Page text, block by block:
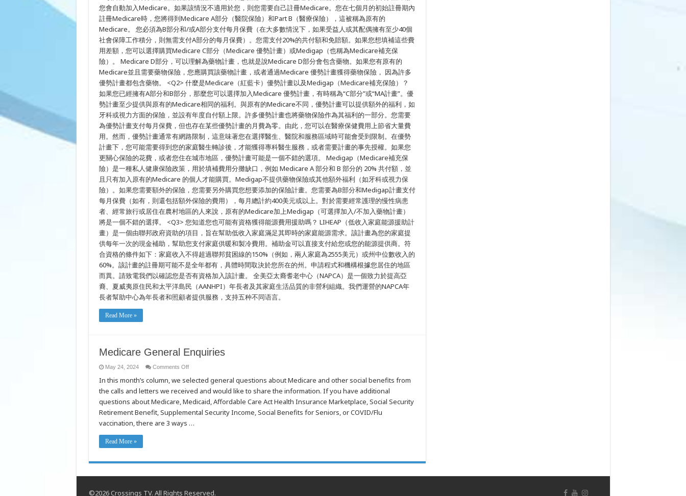
您會自動加入Medicare。如果該情況不適用於您，則您需要自己註冊Medicare。您在七個月的初始註冊期內
註冊Medicare時，您將得到Medicare A部分（醫院保險）和Part B（醫療保險），這被稱為原有的
Medicare。 您必須為B部分和/或A部分支付每月保費（在大多數情況下，如果受益人或其配偶擁有至少40個
社會保障工作積分，則無需支付A部分的每月保費）。您需支付20%的共付額和免賠額。如果您想填補這些費
用差額，您可以選擇購買Medicare C部分（Medicare 優勢計畫）或Medigap（也稱為Medicare補充保
險）。 Medicare D部分，可以理解為藥物計畫，也就是說Medicare D部分會包含藥物。如果您有原有的
Medicare並且需要藥物保險，您應購買該藥物計畫，或者通過Medicare 優勢計畫獲得藥物保險， 因為許多
優勢計畫都包含藥物。 <Q2> 什麼是Medicare（紅藍卡）優勢計畫以及Medigap（Medicare補充保險）？
如果您已經擁有A部分和B部分，那麼您可以選擇加入Medicare 優勢計畫，有時稱為“C部分”或“MA計畫”。優
勢計畫至少提供與原有的Medicare相同的福利。與原有的Medicare不同，優勢計畫可以提供額外的福利，如
牙科或視力方面的保險，並設有年度自付額上限。許多優勢計畫也將藥物保險作為其福利的一部分。您需要
為優勢計畫支付每月保費，但也存在某些優勢計畫的月費為零。由此，您可以在醫療保健費用上節省大量費
用。然而，優勢計畫通常有網路限制，這意味著您在選擇醫生、醫院和服務區域時可能會受到限制。在優勢
計畫下，您可能需要得到您的家庭醫生轉診後，才能獲得專科醫生服務，或者需要計畫的事先授權。如果您
更關心保險的花費，或者您住在城市地區，優勢計畫可能是一個不錯的選項。 Medigap（Medicare補充保
險）是一種私人健康保險政策，用於填補費用分攤缺口，例如 Medicare A 部分和 B 部分的 20% 共付額，並
且只有加入原有的Medicare 的個人才能購買。Medigap不提供藥物保險或其他額外福利（如牙科或視力保
險）。如果您需要額外的保險，您需要另外購買您想要添加的保險計畫。您需要為B部分和Medigap計畫支付
每月保費（如有，則還包括額外保險的費用），每月總計約400美元或以上。對於需要經常護理的慢性病患
者、經常旅行或居住在農村地區的人來說，原有的Medicare加上Medigap（可選擇加入/不加入藥物計畫）
將是一個不錯的選擇。 <Q3> 您知道您也可能有資格獲得能源費用援助嗎？ LIHEAP（低收入家庭能源援助計
畫）是一個由聯邦政府資助的項目，旨在幫助低收入家庭滿足其即時的家庭能源需求。該計畫為您的家庭提
供每年一次的現金補助，幫助您支付家庭供暖和製冷費用。補助金可以直接支付給您或您的能源提供商。符
合資格的條件如下：家庭收入不得超過聯邦貧困線的150%（例如，兩人家庭為2555美元）或州中位數收入的
60%。該計畫的註冊期可能不是全年都有，具體時間取決於您所在的州。申請程式和機構根據您居住的地區
而異。請致電我們以確認您是否有資格加入該計畫。 全美亞太裔耆老中心（NAPCA）是一個致力於提高亞
裔、夏威夷原住民和太平洋島民（AANHPI）年長者及其家庭生活品質的非營利組織。我們運營的NAPCA年
長者幫助中心為年長者和照顧者提供服務，支持五种不同语言。
Read More »
Medicare General Enquiries
May 24, 2024 Comments Offon
General
Enquiries
In this month’s column, we selected general questions about Medicare and other social benefits from
the calls and letters we received and would like to share the information. If you have additional
questions about Medicare, Medicaid, Affordable Care Act Health Insurance Marketplace, Social Security
Retirement Benefit, Supplemental Security Income, Social Benefits for Seniors, or COVID/Flu
vaccination, there are 3 ways …
Read More »
©2026 Crossings TV. All Rights Reserved.